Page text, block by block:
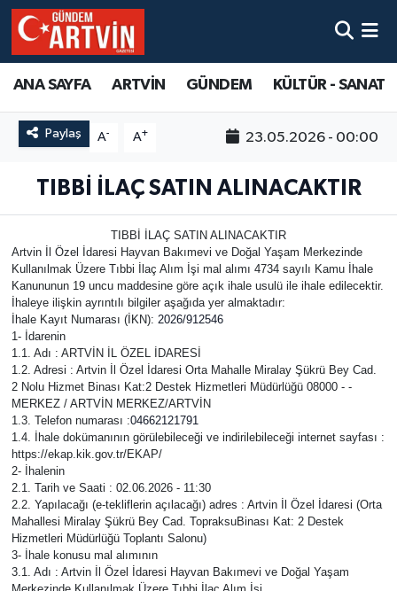
ANA SAYFA ARTVİN GÜNDEM KÜLTÜR - SANAT
Paylaş A- A+ 23.05.2026 - 00:00
TIBBİ İLAÇ SATIN ALINACAKTIR
TIBBİ İLAÇ SATIN ALINACAKTIR
Artvin İl Özel İdaresi Hayvan Bakımevi ve Doğal Yaşam Merkezinde
Kullanılmak Üzere Tıbbi İlaç Alım İşi mal alımı 4734 sayılı Kamu İhale
Kanununun 19 uncu maddesine göre açık ihale usulü ile ihale edilecektir.
İhaleye ilişkin ayrıntılı bilgiler aşağıda yer almaktadır:
İhale Kayıt Numarası (İKN)​: 2026/912546
1- İdarenin
1.1. Adı ​: ARTVİN İL ÖZEL İDARESİ
1.2. Adresi ​: Artvin İl Özel İdaresi Orta Mahalle Miralay Şükrü Bey Cad.
2 Nolu Hizmet Binası Kat:2 Destek Hizmetleri Müdürlüğü 08000 - -
MERKEZ / ARTVİN MERKEZ/ARTVİN
1.3. Telefon numarası ​:04662121791
1.4. İhale dokümanının görülebileceği ve indirilebileceği internet sayfası :
https://ekap.kik.gov.tr/EKAP/
2- İhalenin
2.1. Tarih ve Saati ​: 02.06.2026 - 11:30
2.2. Yapılacağı (e-tekliflerin açılacağı) adres : Artvin İl Özel İdaresi (Orta
Mahallesi Miralay Şükrü Bey Cad. TopraksuBinası Kat: 2 Destek
Hizmetleri Müdürlüğü Toplantı Salonu)
3- İhale konusu mal alımının
3.1. Adı ​: Artvin İl Özel İdaresi Hayvan Bakımevi ve Doğal Yaşam